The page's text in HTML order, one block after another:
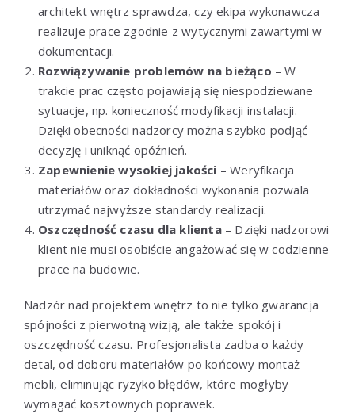
architekt wnętrz sprawdza, czy ekipa wykonawcza
realizuje prace zgodnie z wytycznymi zawartymi w
dokumentacji.
Rozwiązywanie problemów na bieżąco – W
trakcie prac często pojawiają się niespodziewane
sytuacje, np. konieczność modyfikacji instalacji.
Dzięki obecności nadzorcy można szybko podjąć
decyzję i uniknąć opóźnień.
Zapewnienie wysokiej jakości – Weryfikacja
materiałów oraz dokładności wykonania pozwala
utrzymać najwyższe standardy realizacji.
Oszczędność czasu dla klienta– Dzięki nadzorowi
klient nie musi osobiście angażować się w codzienne
prace na budowie.
Nadzór nad projektem wnętrz to nie tylko gwarancja
spójności z pierwotną wizją, ale także spokój i
oszczędność czasu. Profesjonalista zadba o każdy
detal, od doboru materiałów po końcowy montaż
mebli, eliminując ryzyko błędów, które mogłyby
wymagać kosztownych poprawek.